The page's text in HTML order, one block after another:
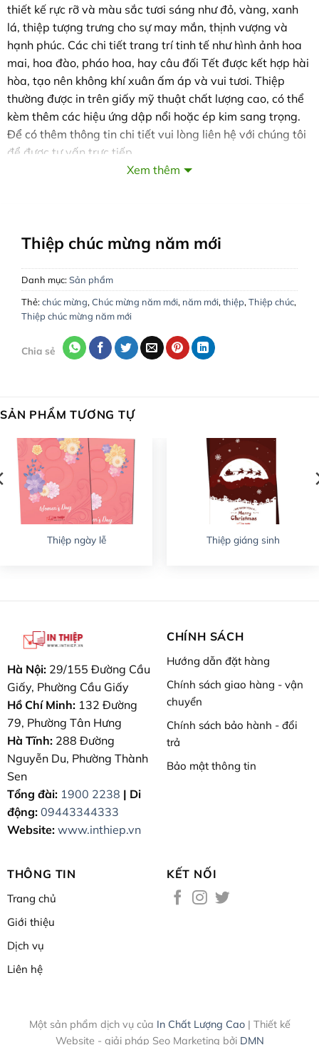
thiết kế rực rỡ và màu sắc tươi sáng như đỏ, vàng, xanh
lá, thiệp tượng trưng cho sự may mắn, thịnh vượng và
hạnh phúc. Các chi tiết trang trí tinh tế như hình ảnh hoa
mai, hoa đào, pháo hoa, hay câu đối Tết được kết hợp hài
hòa, tạo nên không khí xuân ấm áp và vui tươi. Thiệp
thường được in trên giấy mỹ thuật chất lượng cao, có thể
kèm thêm các hiệu ứng dập nổi hoặc ép kim sang trọng.
Để có thêm thông tin chi tiết vui lòng liên hệ với chúng tôi
để được tư vấn trực tiếp.
Hồ Chí Minh:132 Đường 79, Phường Tân Quy, Quận 7
Hà Tĩnh: 288 Nguyễn Du, Phường Bắc Hà, TP. Hà Tĩnh
Tổng đài:
1900 2238
Website : www.inthiep.vn
Giao hàng, thu tiền tận nơi trong toàn quốc!
Xem thêm
Thiệp chúc mừng năm mới
Danh mục:Sản phẩm
Thẻ:chúc mừng, Chúc mừng năm mới, năm mới, thiệp, Thiệp chúc,
Thiệp chúc mừng năm mới
Chia sẻ
SẢN PHẨM TƯƠNG TỰ
Thiệp ngày lễ Thiệp giáng sinh
Hà Nội: 29/155 Đường Cầu
Giấy, Phường Cầu Giấy
Hồ Chí Minh:132 Đường
79, Phường Tân Hưng
Hà Tĩnh:288 Đường
Nguyễn Du, Phường Thành
Sen
Tổng đài: 1900 2238 | Di
động: 09443344333
Website: www.inthiep.vn
CHÍNH SÁCH
Hướng dẫn đặt hàng
Chính sách giao hàng - vận
chuyển
Chính sách bảo hành - đổi
trả
Bảo mật thông tin
THÔNG TIN
Trang chủ
Giới thiệu
Dịch vụ
Liên hệ
KẾT NỐI
Một sản phẩm dịch vụ của In Chất Lượng Cao| Thiết kế
Website - giải pháp Seo Marketing bởi DMN